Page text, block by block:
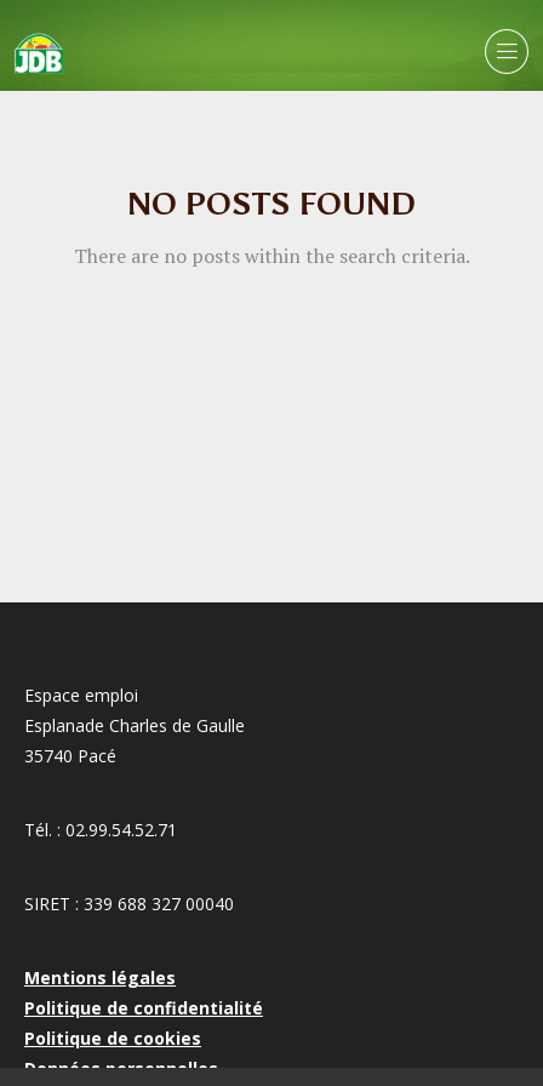
NO POSTS FOUND
There are no posts within the search criteria.
Espace emploi
Esplanade Charles de Gaulle
35740 Pacé
Tél. : 02.99.54.52.71
SIRET : 339 688 327 00040
Mentions légales
Politique de confidentialité
Politique de cookies
Données personnelles